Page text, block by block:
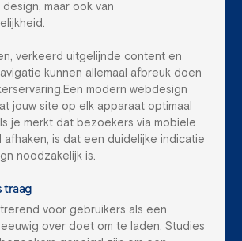
maar ook van
verkeerd uitgelijnde content en
kunnen allemaal afbreuk doen
modern webdesign
jouw site op elk apparaat optimaal
je merkt dat bezoekers via mobiele
afhaken, is dat een duidelijke indicatie
noodzakelijk is.
traag
voor gebruikers als een
over doet om te laden. Studies